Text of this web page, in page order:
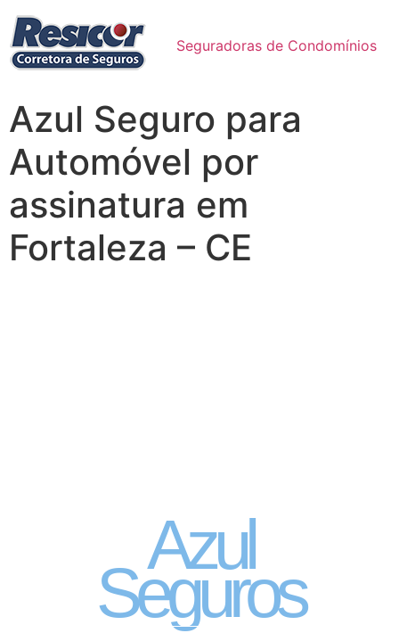
Seguradoras de Condomínios
Azul Seguro para
Automóvel por
assinatura em
Fortaleza – CE
Azul
Seguros